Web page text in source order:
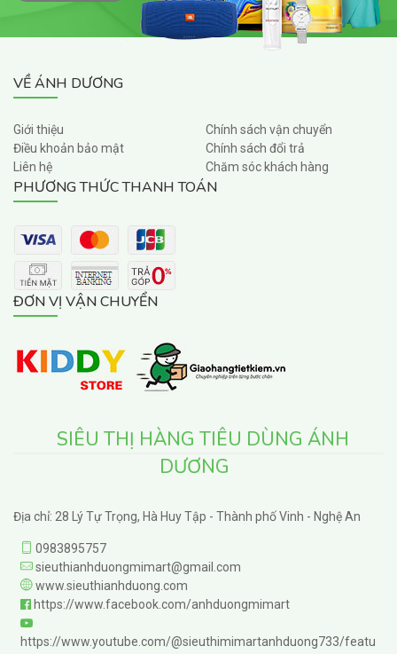
VỀ ÁNH DƯƠNG
Giới thiệu
Điều khoản bảo mật
Liên hệ
Chính sách vận chuyển
Chính sách đổi trả
Chăm sóc khách hàng
PHƯƠNG THỨC THANH TOÁN
ĐƠN VỊ VẬN CHUYỂN
SIÊU THỊ HÀNG TIÊU DÙNG ÁNH
DƯƠNG
Địa chỉ: 28 Lý Tự Trọng, Hà Huy Tập - Thành phố Vinh - Nghệ An
0983895757
sieuthianhduongmimart@gmail.com
www.sieuthianhduong.com
https://www.facebook.com/anhduongmimart
https://www.youtube.com/@sieuthimimartanhduong733/featu